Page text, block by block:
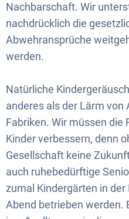
Nachbarschaft. Wir
nachdrücklich die
Abwehransprüche
werden.
Natürliche
anderes als der Lärm von
Fabriken. Wir müssen die
Kinder verbessern, denn
Gesellschaft keine
auch ruhebedürftige
zumal Kindergärten in
Abend betrieben werden.